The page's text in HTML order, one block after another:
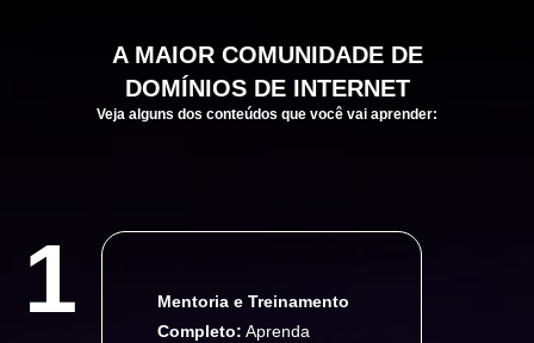
A MAIORCOMUNIDADE DE
DOMÍNIOS DE INTERNET
Veja alguns dos conteúdos que você vai aprender:
1
Mentoria e Treinamento
Completo: Aprenda